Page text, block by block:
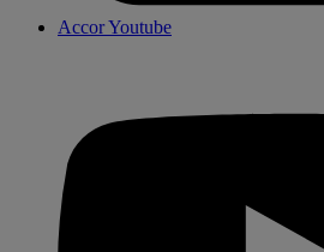
Accor Youtube